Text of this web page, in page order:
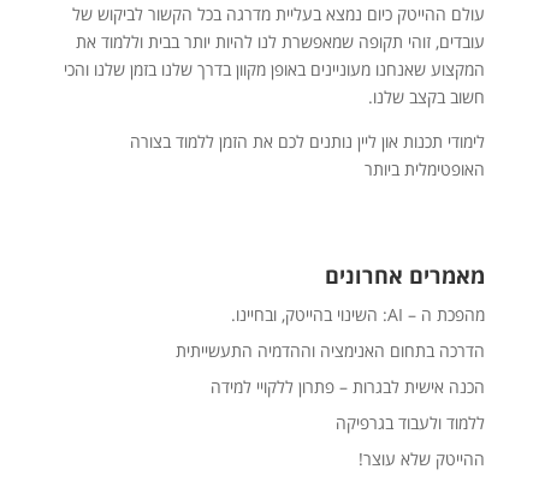
עולם ההייטק כיום נמצא בעליית מדרגה בכל הקשור לביקוש של
עובדים, זוהי תקופה שמאפשרת לנו להיות יותר בבית וללמוד את
המקצוע שאנחנו מעוניינים באופן מקוון בדרך שלנו בזמן שלנו והכי
חשוב בקצב שלנו.
לימודי תכנות און ליין נותנים לכם את הזמן ללמוד בצורה
האופטימלית ביותר
מאמרים אחרונים
מהפכת ה – AI: השינוי בהייטק, ובחיינו.
הדרכה בתחום האנימציה וההדמיה התעשייתית
הכנה אישית לבגרות – פתרון ללקויי למידה
ללמוד ולעבוד בגרפיקה
ההייטק שלא עוצר!